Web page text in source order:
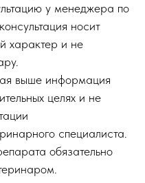
у менеджера по
носит
характер и не
выше информация
целях и не
специалиста.
обязательно